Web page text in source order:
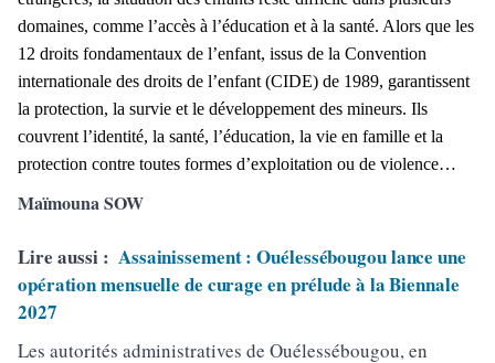
domaines, comme l’accès à l’éducation et à la santé. Alors que les
12 droits fondamentaux de l’enfant, issus de la Convention
internationale des droits de l’enfant (CIDE) de 1989, garantissent
la protection, la survie et le développement des mineurs. Ils
couvrent l’identité, la santé, l’éducation, la vie en famille et la
protection contre toutes formes d’exploitation ou de violence…
Maïmouna SOW
Lire aussi : Assainissement : Ouélessébougou lance une
opération mensuelle de curage en prélude à la Biennale
2027
Les autorités administratives de Ouélessébougou, en